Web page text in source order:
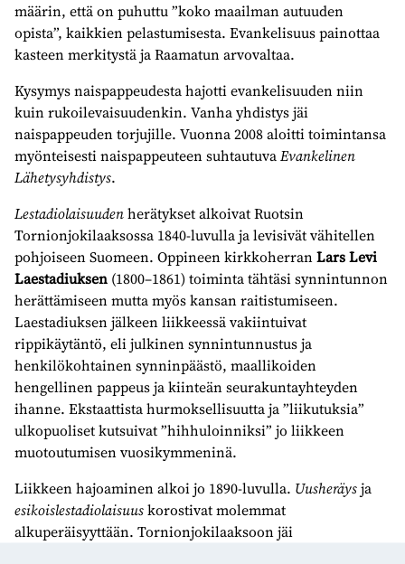
määrin, että on puhuttu ”koko maailman autuuden
opista”, kaikkien pelastumisesta. Evankelisuus painottaa
kasteen merkitystä ja Raamatun arvovaltaa.
Kysymys naispappeudesta hajotti evankelisuuden niin
kuin rukoilevaisuudenkin. Vanha yhdistys jäi
naispappeuden torjujille. Vuonna 2008 aloitti toimintansa
myönteisesti naispappeuteen suhtautuvaEvankelinen
Lähetysyhdistys.
Lestadiolaisuudenherätykset alkoivat Ruotsin
Tornionjokilaaksossa 1840-luvulla ja levisivät vähitellen
pohjoiseen Suomeen. Oppineen kirkkoherranLars Levi
Laestadiuksen (1800–1861) toiminta tähtäsi synnintunnon
herättämiseen mutta myös kansan raitistumiseen.
Laestadiuksen jälkeen liikkeessä vakiintuivat
rippikäytäntö, eli julkinen synnintunnustus ja
henkilökohtainen synninpäästö, maallikoiden
hengellinen pappeus ja kiinteän seurakuntayhteyden
ihanne. Ekstaattista hurmoksellisuutta ja ”liikutuksia”
ulkopuoliset kutsuivat ”hihhuloinniksi” jo liikkeen
muotoutumisen vuosikymmeninä.
Liikkeen hajoaminen alkoi jo 1890-luvulla. Uusheräysja
esikoislestadiolaisuuskorostivat molemmat
alkuperäisyyttään. Tornionjokilaaksoon jäi